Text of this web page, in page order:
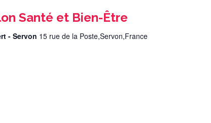
Santé et Bien-Être
- Servon 15 rue de la Poste,Servon,France